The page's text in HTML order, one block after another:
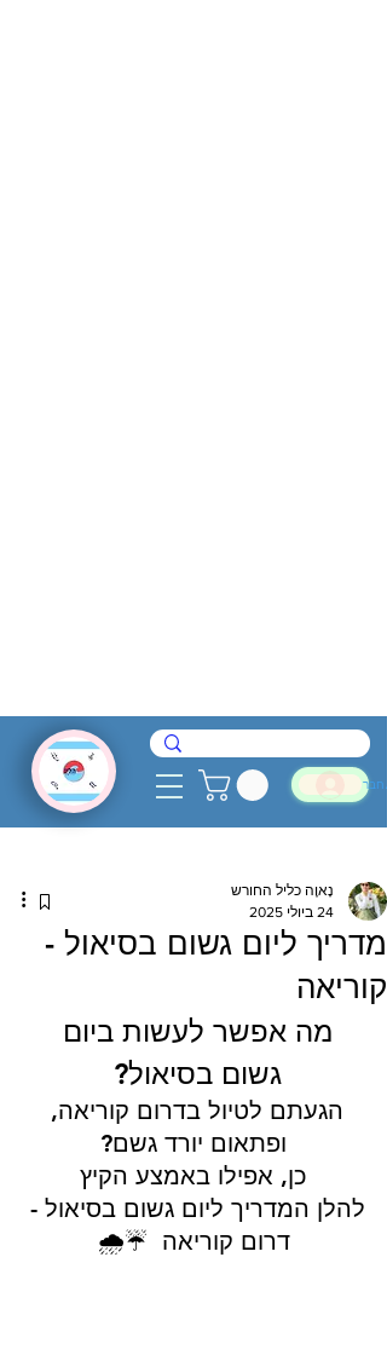
מדריך ליום גשום בסיאול -
קוריאה
נָאוֶה כליל החורש
24 ביולי 2025
מה אפשר לעשות ביום
גשום בסיאול?
הגעתם לטיול בדרום קוריאה,
ופתאום יורד גשם?
כן, אפילו באמצע הקיץ
להלן המדריך ליום גשום בסיאול -
דרום קוריאה  ☔️🌧️